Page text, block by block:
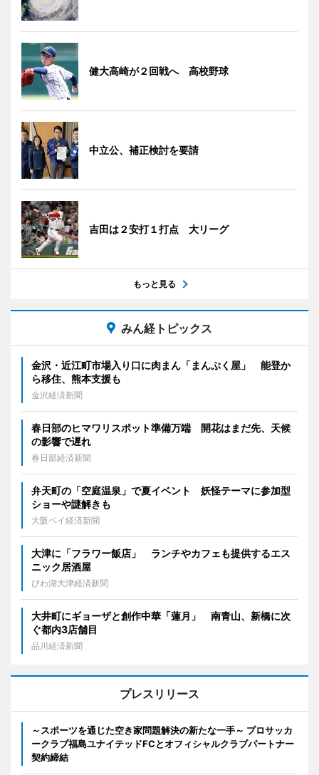
健大高崎が２回戦へ 高校野球
中立公、補正検討を要請
吉田は２安打１打点 大リーグ
もっと見る
みん経トピックス
金沢・近江町市場入り口に肉まん「まんぷく屋」 能登か
ら移住、熊本支援も
金沢経済新聞
春日部のヒマワリスポット準備万端 開花はまだ先、天候
の影響で遅れ
春日部経済新聞
弁天町の「空庭温泉」で夏イベント 妖怪テーマに参加型
ショーや謎解きも
大阪ベイ経済新聞
大津に「フラワー飯店」 ランチやカフェも提供するエス
ニック居酒屋
びわ湖大津経済新聞
大井町にギョーザと創作中華「蓮月」 南青山、新橋に次
ぐ都内3店舗目
品川経済新聞
プレスリリース
～スポーツを通じた空き家問題解決の新たな一手～ プロサッカ
ークラブ福島ユナイテッドFCとオフィシャルクラブパートナー
契約締結